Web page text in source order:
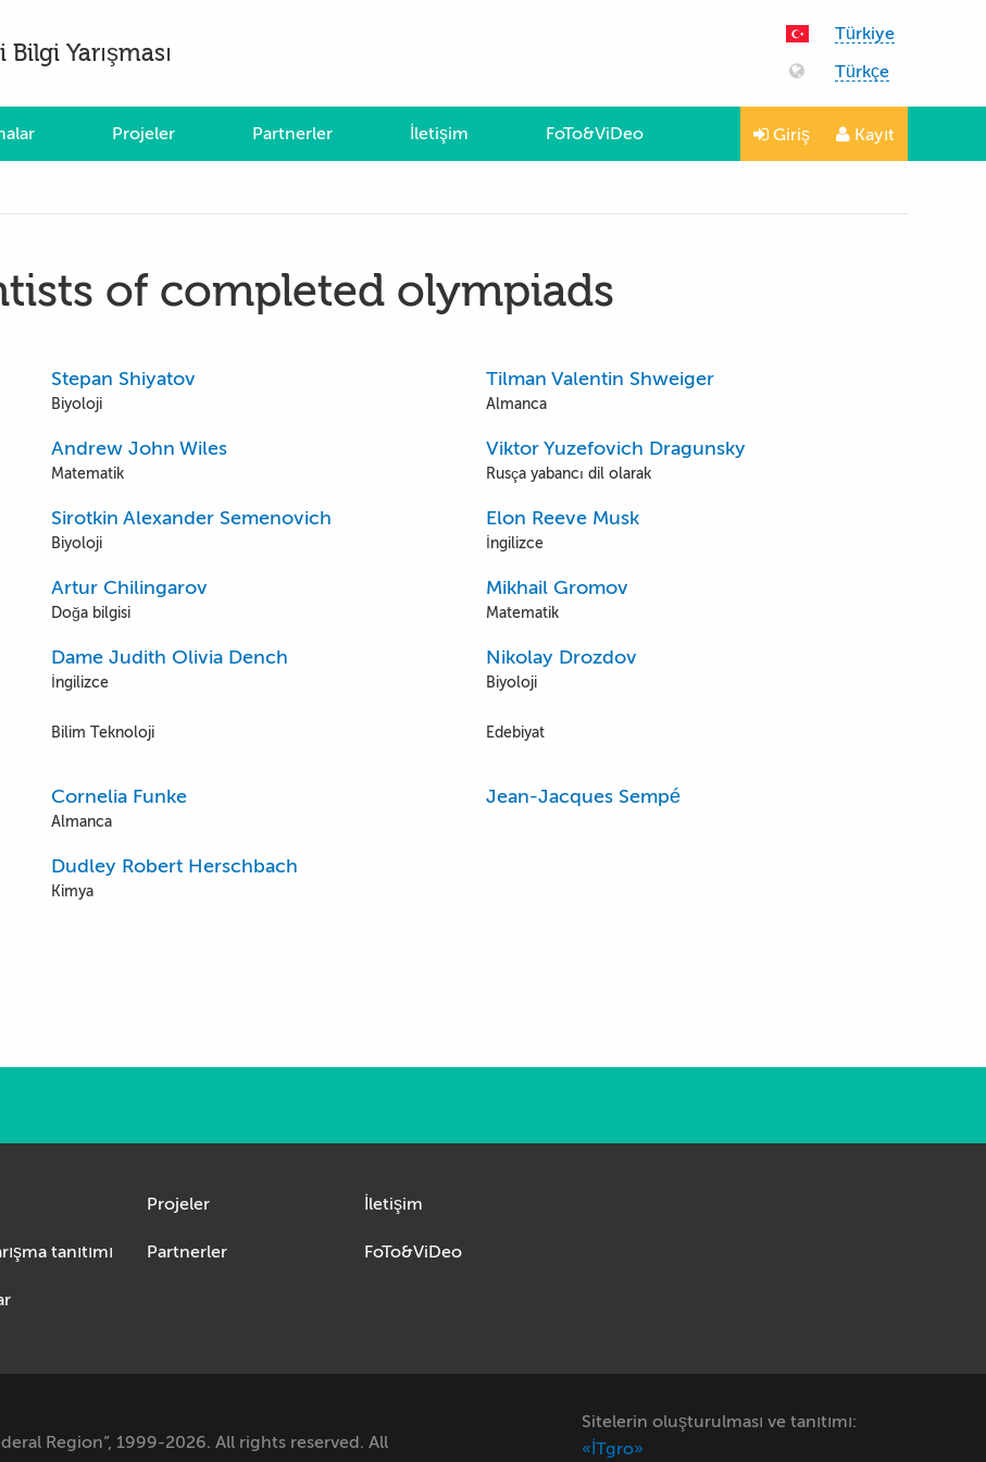
Yarışması
Türkiye
Türkçe
Projeler Partnerler İletişim FoTo&ViDeo Giriş Kayıt
of completed olympiads
Stepan Shiyatov
Biyoloji
Tilman Valentin Shweiger
Almanca
Andrew John Wiles
Matematik
Viktor Yuzefovich Dragunsky
Rusça yabancı dil olarak
Sirotkin Alexander Semenovich
Biyoloji
Elon Reeve Musk
İngilizce
Artur Chilingarov
Doğa bilgisi
Mikhail Gromov
Matematik
Dame Judith Olivia Dench
İngilizce
Nikolay Drozdov
Biyoloji
Bilim Teknoloji Edebiyat
Cornelia Funke
Almanca
Jean-Jacques Sempé
Dudley Robert Herschbach
Kimya
Kısaca yarışma tanıtımı
Projeler
Partnerler
İletişim
FoTo&ViDeo
Region”, 1999-2026. All rights reserved. All
Sitelerin oluşturulması ve tanıtımı:
«İTgro»